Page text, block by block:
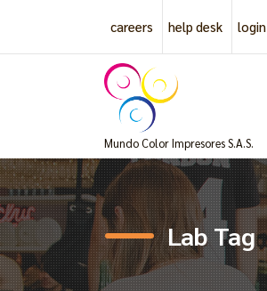
content
careers help desk login
Mundo Color Impresores S.A.S.
Lab Tag